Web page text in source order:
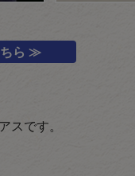
ちら ≫
スです。